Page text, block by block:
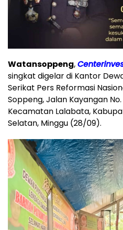
Watansoppeng,
singkat digelar di Kantor
Serikat Pers Reformasi
Soppeng, Jalan Kayangan
Kecamatan Lalabata,
Selatan, Minggu (28/09).